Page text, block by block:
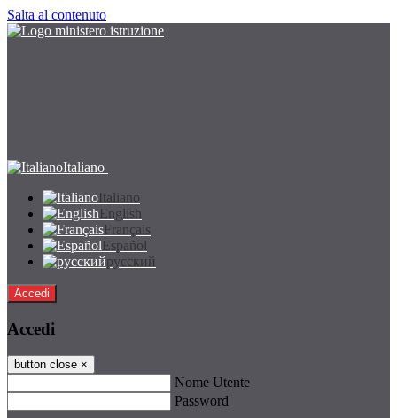
Salta al contenuto
Italiano
Italiano
English
Français
Español
русский
Accedi
Accedi
button close ×
Nome Utente
Password